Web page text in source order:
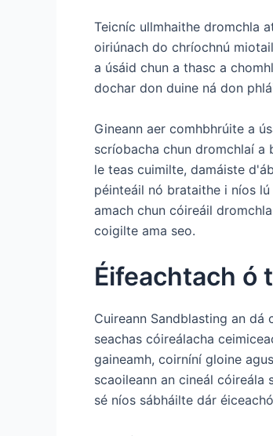
Teicníc ullmhaithe dromchla
oiriúnach do chríochnú
a úsáid chun a thasc a
dochar don duine ná don
Gineann aer comhbhrúite a
scríobacha chun dromchlaí a
le teas cuimilte, damáiste
péinteáil nó brataithe i níos
amach chun cóireáil
coigilte ama seo.
Éifeachtach ó
Cuireann Sandblasting an dá
seachas cóireálacha
gaineamh, coirníní gloine
scaoileann an cineál cóireála
sé níos sábháilte dár